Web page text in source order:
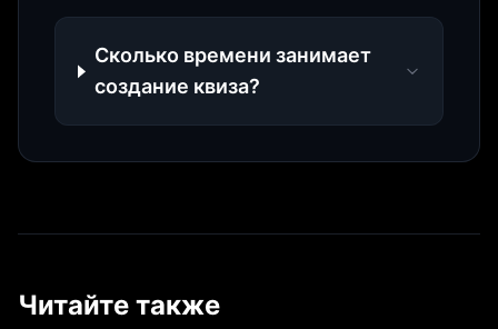
Сколько времени занимает
создание квиза?
Читайте также